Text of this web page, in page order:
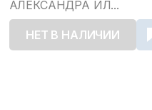
АЛЕКСАНДРА ИЛ...
НЕТ В НАЛИЧИИ